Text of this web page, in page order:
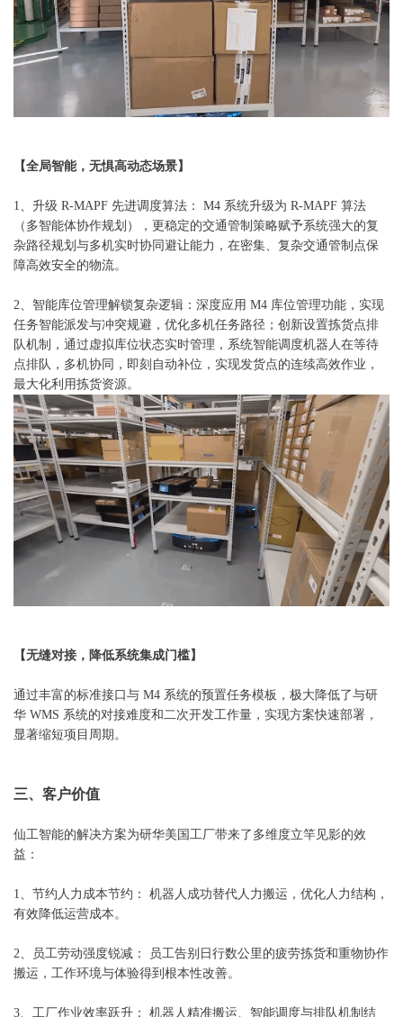
【全局智能，无惧高动态场景】
1、升级 R-MAPF 先进调度算法： M4 系统升级为 R-MAPF 算法
（多智能体协作规划），更稳定的交通管制策略赋予系统强大的复
杂路径规划与多机实时协同避让能力，在密集、复杂交通管制点保
障高效安全的物流。
2、智能库位管理解锁复杂逻辑：深度应用 M4 库位管理功能，实现
任务智能派发与冲突规避，优化多机任务路径；创新设置拣货点排
队机制，通过虚拟库位状态实时管理，系统智能调度机器人在等待
点排队，多机协同，即刻自动补位，实现发货点的连续高效作业，
最大化利用拣货资源。
【无缝对接，降低系统集成门槛】
通过丰富的标准接口与 M4 系统的预置任务模板，极大降低了与研
华 WMS 系统的对接难度和二次开发工作量，实现方案快速部署，
显著缩短项目周期。
三、客户价值
仙工智能的解决方案为研华美国工厂带来了多维度立竿见影的效
益：
1、节约人力成本节约： 机器人成功替代人力搬运，优化人力结构，
有效降低运营成本。
2、员工劳动强度锐减： 员工告别日行数公里的疲劳拣货和重物协作
搬运，工作环境与体验得到根本性改善。
3、工厂作业效率跃升： 机器人精准搬运、智能调度与排队机制结